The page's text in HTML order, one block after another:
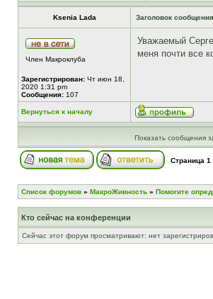
Ksenia Lada Заголовок
Член Макроклуба
Зарегистрирован: Чт июн 18,
2020 1:31 pm
Сообщения: 107
Уважаемый
меня почти все
Вернуться к началу
Показать сообщения
Страница 1
Список форумов » МакроЖивность » Помогите
Кто сейчас на конференции
Сейчас этот форум просматривают: нет